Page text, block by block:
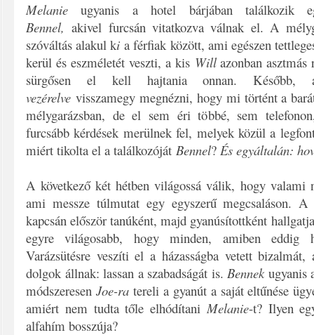
Melanie ugyanis a hotel bárjában találkozik
Bennel, akivel furcsán vitatkozva válnak el. A
szóváltás alakul ki a férfiak között, ami egészen
kerül és eszméletét veszti, a kis Willazonban
sürgősen el kell hajtania onnan.
vezérelve visszamegy megnézni, hogy mi történt a
mélygarázsban, de el sem éri többé, sem
furcsább kérdések merülnek fel, melyek közül a
miért tikolta el a találkozóját Bennel? És egyáltalán:
A következő két hétben világossá válik, hogy valami
ami messze túlmutat egy egyszerű megcsaláson.
kapcsán először tanúként, majd gyanúsítottként
egyre világosabb, hogy minden, amiben
Varázsütésre veszíti el a házasságba vetett
dolgok állnak: lassan a szabadságát is. Bennekugyanis
módszeresen Joe-ratereli a gyanút a saját eltűnése
amiért nem tudta tőle elhódítani Melanie-t? Ilyen
alfahím bosszúja?